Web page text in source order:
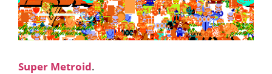
Super Metroid.